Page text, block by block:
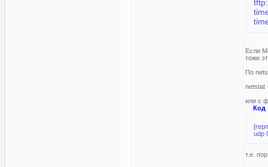
Если
тоже
По
netstat
или с
Код
т.е.